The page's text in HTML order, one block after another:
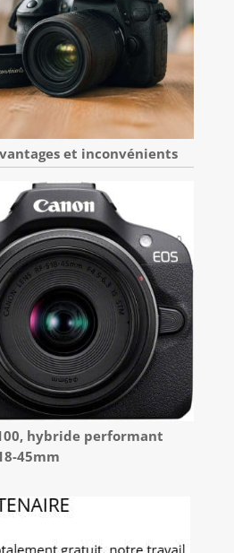
et inconvénients
hybride performant
45mm